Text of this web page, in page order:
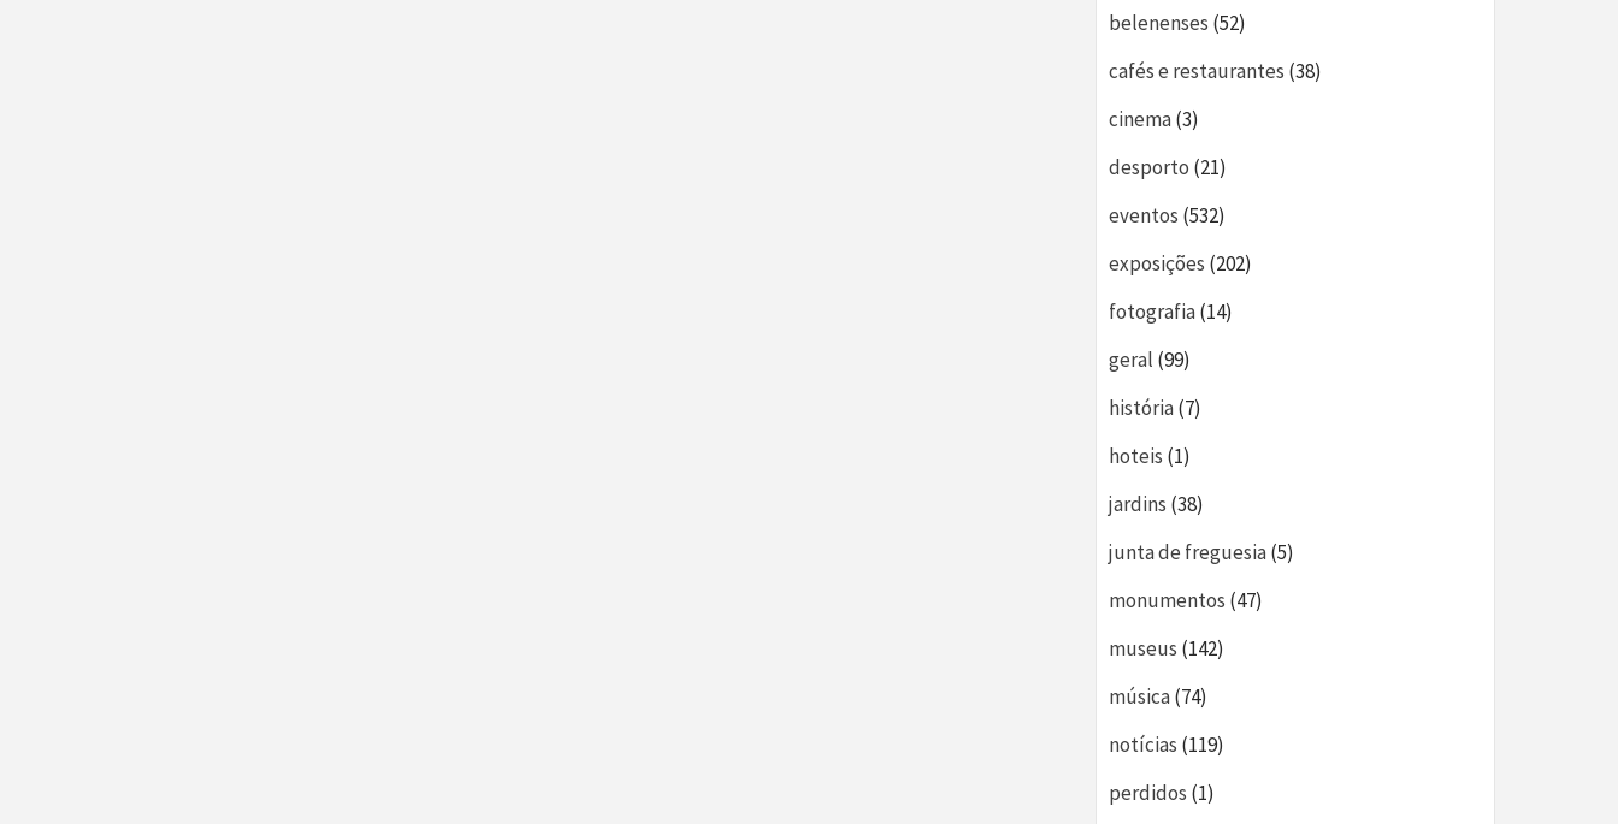
belenenses (52)
cafés e restaurantes (38)
cinema(3)
desporto (21)
eventos (532)
exposições (202)
fotografia(14)
geral (99)
história(7)
hoteis (1)
jardins (38)
junta de freguesia(5)
monumentos (47)
museus (142)
música(74)
notícias (119)
perdidos (1)